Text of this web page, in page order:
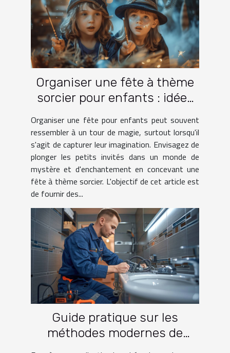
Organiser une fête à thème
sorcier pour enfants : idées
Organiser une fête pour enfants peut souvent
ressembler à un tour de magie, surtout lorsqu'il
s'agit de capturer leur imagination. Envisagez de
plonger les petits invités dans un monde de
mystère et d'enchantement en concevant une
fête à thème sorcier. L'objectif de cet article est
de fournir des...
Guide pratique sur les
méthodes modernes de
débouchage des